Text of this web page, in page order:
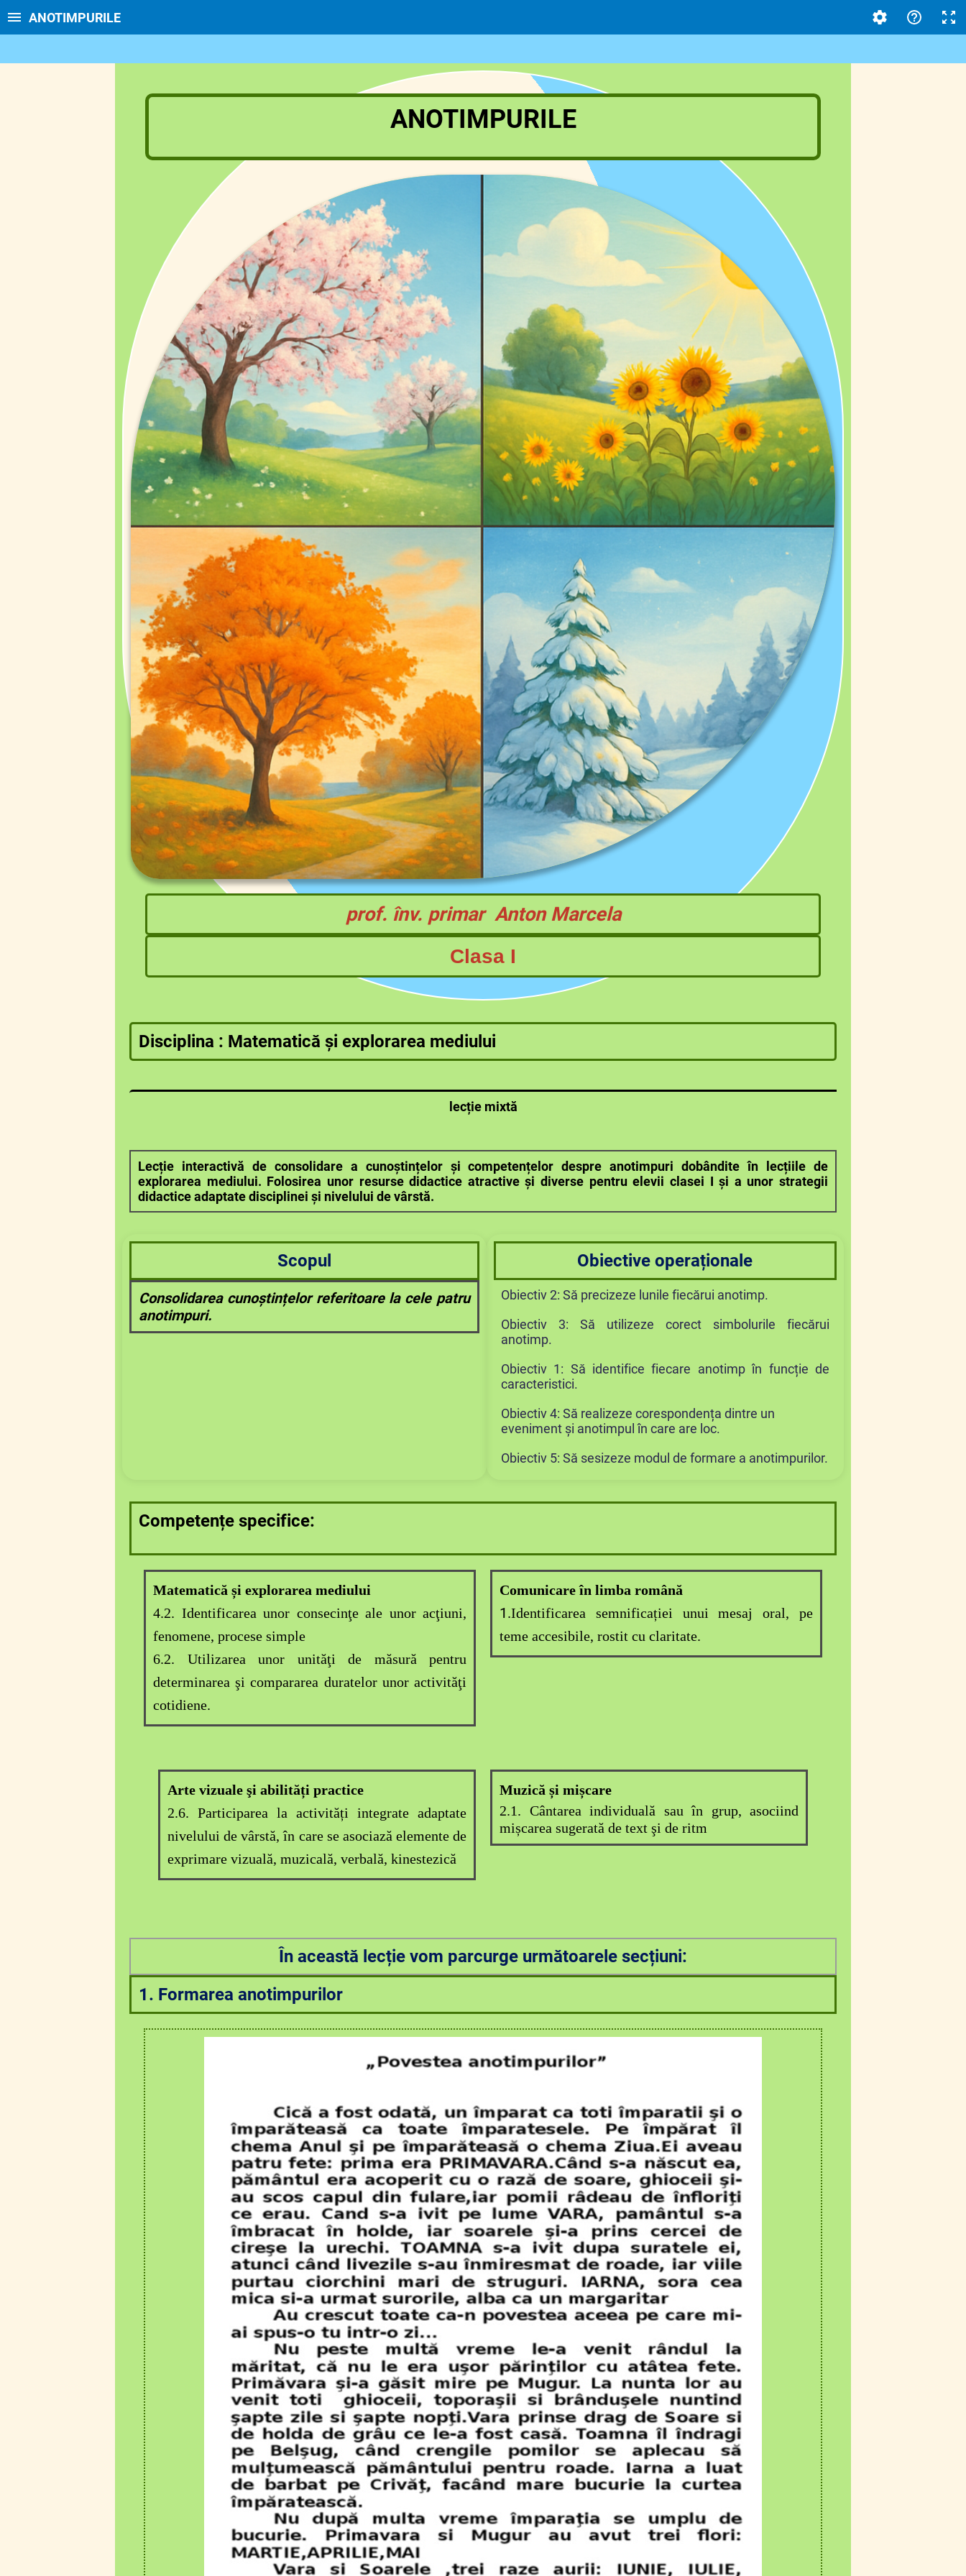
ANOTIMPURILE
ANOTIMPURILE
prof. înv. primar Anton Marcela
Clasa I
Disciplina : Matematică și explorarea mediului
lecție mixtă
Lecție interactivă de consolidare a cunoștințelor și competențelor despre anotimpuri dobândite în lecțiile de
explorarea mediului. Folosirea unor resurse didactice atractive și diverse pentru elevii clasei I și a unor strategii
didactice adaptate disciplinei și nivelului de vârstă.
Scopul
Consolidarea cunoștințelor referitoare la cele patru
anotimpuri.
Obiective operaționale
Obiectiv 2: Să precizeze lunile fiecărui anotimp.
Obiectiv 3: Să utilizeze corect simbolurile fiecărui
anotimp.
Obiectiv 1: Să identifice fiecare anotimp în funcție de
caracteristici.
Obiectiv 4: Să realizeze corespondența dintre un
eveniment și anotimpul în care are loc.
Obiectiv 5: Să sesizeze modul de formare a anotimpurilor.
Competențe specifice:
Matematică și explorarea mediului
4.2. Identificarea unor consecinţe ale unor acţiuni,
fenomene, procese simple
6.2. Utilizarea unor unităţi de măsură pentru
determinarea şi compararea duratelor unor activităţi
cotidiene.
Comunicare în limba română
1.Identificarea semnificației unui mesaj oral, pe
teme accesibile, rostit cu claritate.
Arte vizuale şi abilități practice
2.6. Participarea la activități integrate adaptate
nivelului de vârstă, în care se asociază elemente de
exprimare vizuală, muzicală, verbală, kinestezică
Muzică și mișcare
2.1. Cântarea individuală sau în grup, asociind
mișcarea sugerată de text şi de ritm
În această lecție vom parcurge următoarele secțiuni:
1. Formarea anotimpurilor